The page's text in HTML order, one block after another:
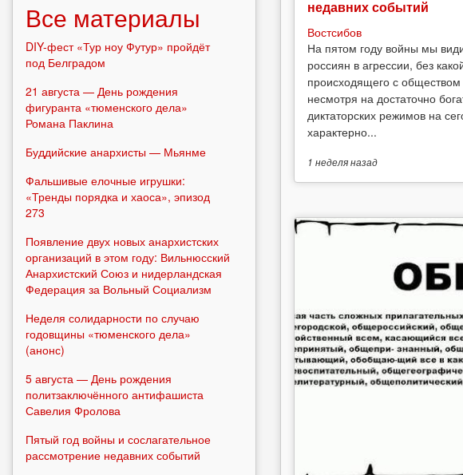
недавних событий
Востсибов
На пятом году войны мы
россиян в агрессии, без
происходящего с
несмотря на достаточно
диктаторских режимов на
характерно...
1 неделяназад
Все материалы
DIY-фест «Тур ноу Футур» пройдёт
под Белградом
21 августа — День рождения
фигуранта «тюменского дела»
Романа Паклина
Буддийские анархисты — Мьянме
Фальшивые елочные игрушки:
«Тренды порядка и хаоса», эпизод
273
Появление двух новых анархистских
организаций в этом году: Вильнюсский
Анархистский Союз и нидерландская
Федерация за Вольный Социализм
Неделя солидарности по случаю
годовщины «тюменского дела»
(анонс)
5 августа — День рождения
политзаключённого антифашиста
Савелия Фролова
Пятый год войны и сослагательное
рассмотрение недавних событий